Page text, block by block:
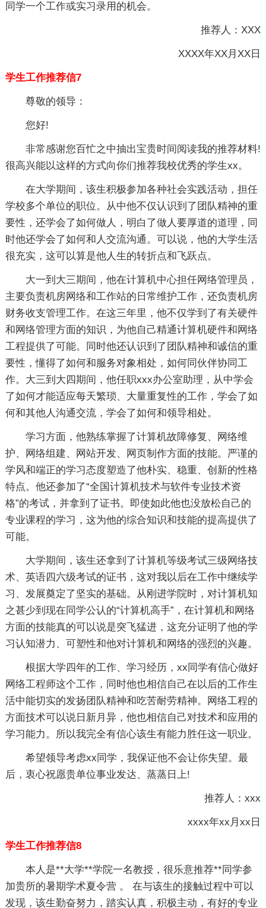
同学一个工作或实习录用的机会。
推荐人：XXX
XXXX年XX月XX日
学生工作推荐信7
尊敬的领导：
您好!
非常感谢您百忙之中抽出宝贵时间阅读我的推荐材料!
很高兴能以这样的方式向你们推荐我校优秀的学生xx。
在大学期间，该生积极参加各种社会实践活动，担任
学校多个单位的职位。从中他不仅认识到了团队精神的重
要性，还学会了如何做人，明白了做人要厚道的道理，同
时他还学会了如何和人交流沟通。可以说，他的大学生活
很充实，这可以算是他人生的转折点和飞跃点。
大一到大三期间，他在计算机中心担任网络管理员，
主要负责机房网络和工作站的日常维护工作，还负责机房
财务收支管理工作。在这三年里，他不仅学到了有关硬件
和网络管理方面的知识，为他自己精通计算机硬件和网络
工程提供了可能。同时他还认识到了团队精神和诚信的重
要性，懂得了如何和服务对象相处，如何同伙伴协同工
作。大三到大四期间，他任职xxx办公室助理，从中学会
了如何才能适应每天繁琐、大量重复性的工作，学会了如
何和其他人沟通交流，学会了如何和领导相处。
学习方面，他熟练掌握了计算机故障修复、网络维
护、网络组建、网站开发、网页制作方面的技能。严谨的
学风和端正的学习态度塑造了他朴实、稳重、创新的性格
特点。他还参加了“全国计算机技术与软件专业技术资
格”的考试，并拿到了证书。即使如此他也没放松自己的
专业课程的学习，这为他的综合知识和技能的提高提供了
可能。
大学期间，该生还拿到了计算机等级考试三级网络技
术、英语四六级考试的证书，这对我以后在工作中继续学
习、发展奠定了坚实的基础。从刚进学院时，对计算机知
之甚少到现在同学公认的“计算机高手”，在计算机和网络
方面的技能真的可以说是突飞猛进，这充分证明了他的学
习认知潜力、可塑性和他对计算机和网络的强烈的兴趣。
根据大学四年的工作、学习经历，xx同学有信心做好
网络工程师这个工作，同时他也相信自己在以后的工作生
活中能切实的发扬团队精神和吃苦耐劳精神。网络工程的
方面技术可以说日新月异，他也相信自己对技术和应用的
学习能力。所以我完全有信心该生有能力胜任这一职业。
希望领导考虑xx同学，我保证他不会让你失望。最
后，衷心祝愿贵单位事业发达、蒸蒸日上!
推荐人：xxx
xxxx年xx月xx日
学生工作推荐信8
本人是**大学**学院一名教授，很乐意推荐**同学参
加贵所的暑期学术夏令营 。 在与该生的接触过程中可以
发现，该生勤奋努力，踏实认真，积极主动，有好的专业